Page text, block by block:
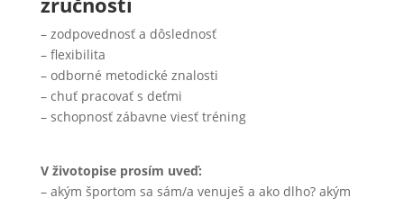
– zodpovednosť a dôslednosť
– flexibilita
– odborné metodické znalosti
– chuť pracovať s deťmi
– schopnosť zábavne viesť tréning
V životopise prosím uveď:
– akým športom sa sám/a venuješ a ako dlho? akým